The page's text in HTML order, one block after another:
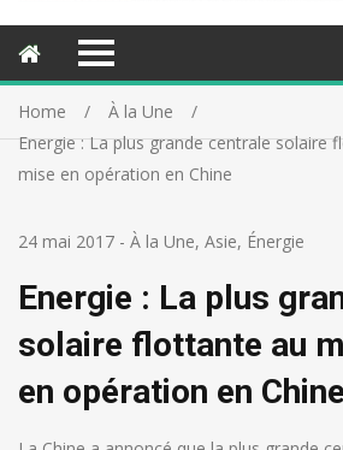
Home
À la Une
Energie : La plus grande centrale solaire
mise en opération en Chine
24 mai 2017 - À la Une, Asie, Énergie
Energie : La plus
solaire flottante au
en opération en Chine